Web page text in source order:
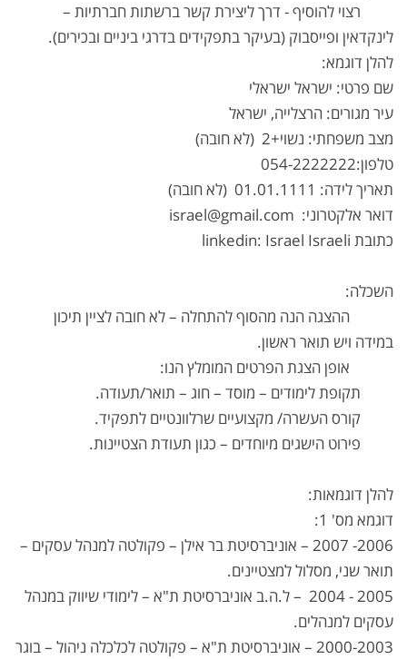
רצוי להוסיף - דרך ליצירת קשר ברשתות חברתיות –
לינקדאין ופייסבוק (בעיקר בתפקידים בדרגי ביניים ובכירים).
להלן דוגמא:
שם פרטי: ישראל ישראלי
עיר מגורים: הרצלייה, ישראל
מצב משפחתי: נשוי+2 (לא חובה)
טלפון:054-2222222
תאריך לידה: 01.01.1111 (לא חובה)
דואר אלקטרוני: israel@gmail.com
כתובת linkedin: Israel Israeli
השכלה:
ההצגה הנה מהסוף להתחלה – לא חובה לציין תיכון
במידה ויש תואר ראשון.
אופן הצגת הפרטים המומלץ הנו:
תקופת לימודים – מוסד – חוג – תואר/תעודה.
קורס העשרה/ מקצועיים שרלוונטיים לתפקיד.
פירוט הישגים מיוחדים – כגון תעודת הצטיינות.
להלן דוגמאות:
דוגמא מס' 1:
2006- 2007 – אוניברסיטת בר אילן – פקולטה למנהל עסקים –
תואר שני, מסלול למצטיינים.
2005 - 2004 – ל.ה.ב אוניברסיטת ת"א – לימודי שיווק במנהל
עסקים למנהלים.
2000-2003 – אוניברסיטת ת"א – פקולטה לכלכלה ניהול – בוגר